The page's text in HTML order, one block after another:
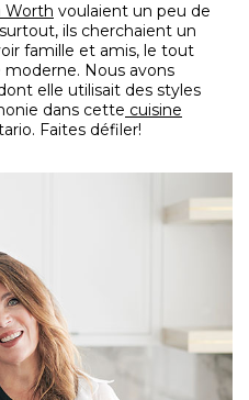
Worth voulaient un peu de
ils cherchaient un
famille et amis, le tout
Nous avons
elle utilisait des styles
dans cette cuisine
Faites défiler!